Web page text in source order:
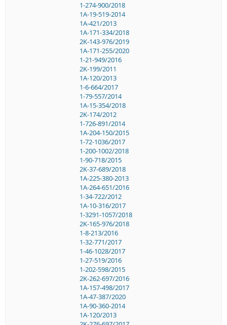
1-274-900/2018
1A-19-519-2014
1A-421/2013
1A-171-334/2018
2K-143-976/2019
1A-171-255/2020
1-21-949/2016
2K-199/2011
1A-120/2013
1-6-664/2017
1-79-557/2014
1A-15-354/2018
2K-174/2012
1-726-891/2014
1A-204-150/2015
1-72-1036/2017
1-200-1002/2018
1-90-718/2015
2K-37-689/2018
1A-225-380-2013
1A-264-651/2016
1-34-722/2012
1A-10-316/2017
1-3291-1057/2018
2K-165-976/2018
1-8-213/2016
1-32-771/2017
1-46-1028/2017
1-27-519/2016
1-202-598/2015
2K-262-697/2016
1A-157-498/2017
1A-47-387/2020
1A-90-360-2014
1A-120/2013